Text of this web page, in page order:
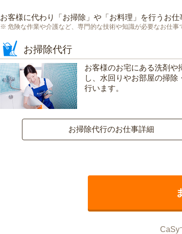
お客様に代わり「 お掃除 」や「 お料理 」を行うお
危険な作業や介護など、専門的な技術や知識が必要なお仕事
お掃除代行
お客様のお宅にある洗剤や
し、水回りやお部屋の掃除
行います。
お掃除代行のお仕事詳細
CaSy